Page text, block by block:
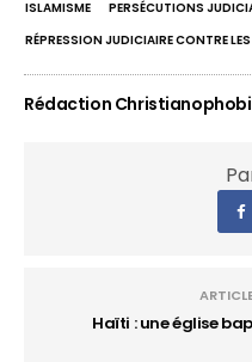
ISLAMISME
PERSÉCUTIONS
RÉPRESSION JUDICIAIRE CONTRE
Rédaction
Haïti : une église